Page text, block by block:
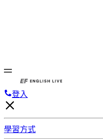
登入
學習方式